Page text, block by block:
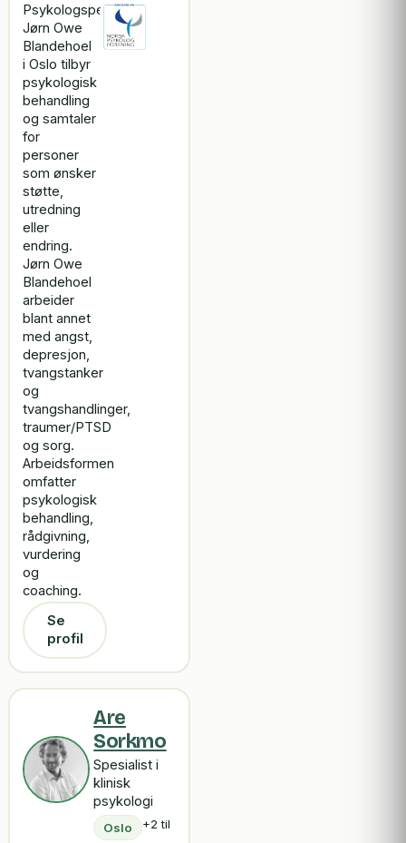
Psykologspesialist
Jørn Owe
Blandehoel
i Oslo tilbyr
psykologisk
behandling
og samtaler
for
personer
som ønsker
støtte,
utredning
eller
endring.
Jørn Owe
Blandehoel
arbeider
blant annet
med angst,
depresjon,
tvangstanker
og
tvangshandlinger,
traumer/PTSD
og sorg.
Arbeidsformen
omfatter
psykologisk
behandling,
rådgivning,
vurdering
og
coaching.
Se
profil
Are
Sorkmo
Spesialist i
klinisk
psykologi
Oslo +2 til